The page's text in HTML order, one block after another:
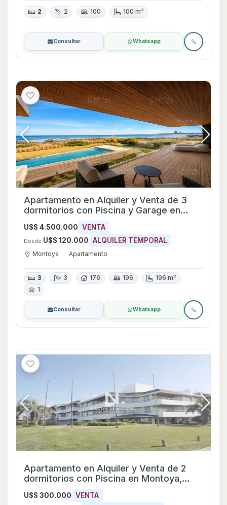
2 2 100 100 m²
Consultar Whatsapp
Apartamento en Alquiler y Venta de 3
dormitorios con Piscina y Garage en
Montoya, Maldonado
U$S 4.500.000 VENTA
Desde U$S 120.000 ALQUILER TEMPORAL
Montoya Apartamento
3 3 176 196
196 m²
1
Consultar Whatsapp
Apartamento en Alquiler y Venta de 2
dormitorios con Piscina en Montoya,
U$S 300.000 VENTA